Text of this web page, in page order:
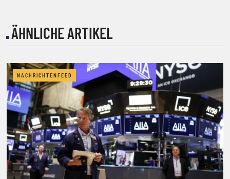
ÄHNLICHE ARTIKEL
NACHRICHTENFEED